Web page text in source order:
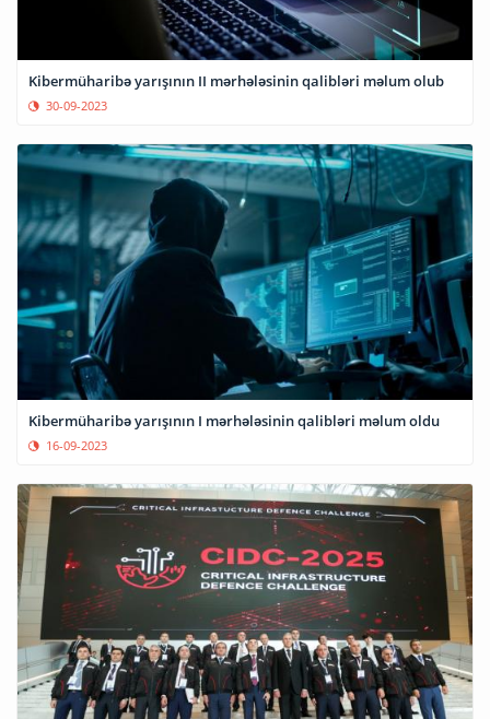
Kibermüharibə yarışının II mərhələsinin qalibləri məlum olub
30-09-2023
Kibermüharibə yarışının I mərhələsinin qalibləri məlum oldu
16-09-2023